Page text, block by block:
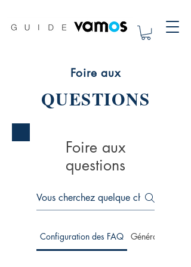
Foire aux
QUESTIONS
Foire aux
questions
Configuration des FAQ Général